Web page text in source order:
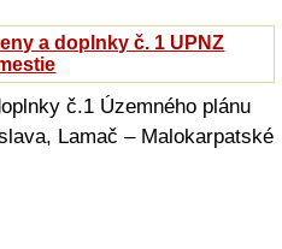
a doplnky č. 1 UPNZ
č.1 Územného plánu
Lamač – Malokarpatské